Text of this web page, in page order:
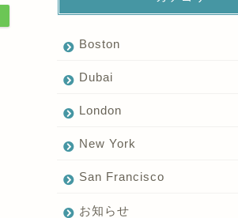
Boston
Dubai
London
New York
San Francisco
お知らせ